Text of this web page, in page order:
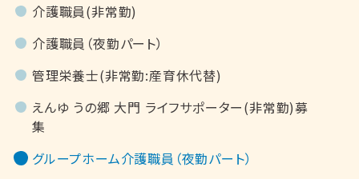
介護職員(非常勤)
介護職員（夜勤パート）
管理栄養士(非常勤:産育休代替)
えんゆ うの郷 大門 ライフサポーター(非常勤)募
集
グループホーム介護職員（夜勤パート）